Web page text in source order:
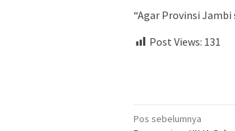
“Agar Provinsi
Post Views: 131
Navigasi
Pos sebelumnya